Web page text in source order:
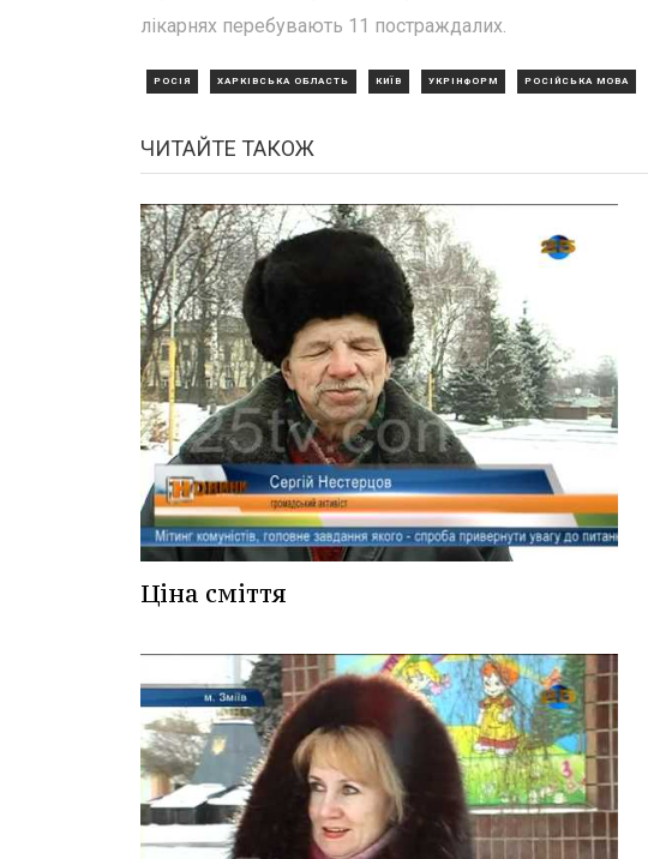
лікарнях перебувають 11 постраждалих.
РОСІЯ ХАРКІВСЬКА ОБЛАСТЬ КИЇВ УКРІНФОРМ РОСІЙСЬКА МОВА
ЧИТАЙТЕ ТАКОЖ
Ціна сміття